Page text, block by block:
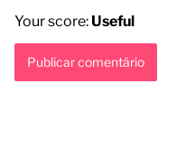
Your score: Useful